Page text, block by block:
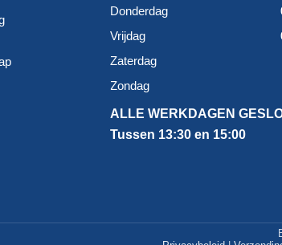
Donderdag
Vrijdag
Zaterdag
Zondag
ALLE WERKDAGEN
Tussen 13:30 en 15:00